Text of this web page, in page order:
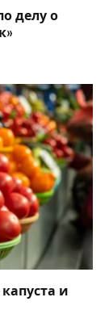
делу о
и